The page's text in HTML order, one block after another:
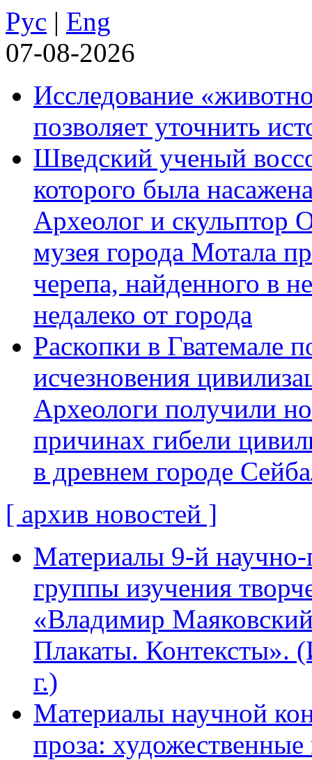
Рус | Eng
07-08-2026
Исследование
позволяет уточнить
Шведский ученый
которого была
Археолог и скульптор
музея города Мотала
черепа, найденного в
недалеко от города
Раскопки в Гватемале
исчезновения
Археологи получили
причинах гибели
в древнем городе
[ архив новостей ]
Материалы 9-й научно-
группы изучения
«Владимир
Плакаты.
г.)
Материалы научной
проза: художественные